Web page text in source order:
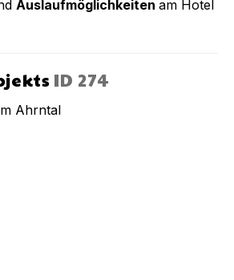
Auslaufmöglichkeiten am Hotel
ID 274
Ahrntal